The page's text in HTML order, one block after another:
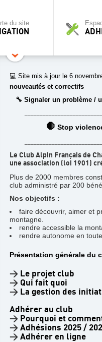
du site
4 jours dans les
Facile
💻 Site mis à jour le 6
nouveautés et correctifs
🔧 Signaler un problème /
🛑 Stop
Le Club Alpin Français de
une association (loi 1901)
Plus de 2000 membres
club administré par 200
Nos objectifs :
faire découvrir, aimer et
montagne.
rendre accessible la
rendre autonome en
Présentation générale du
> Le projet club
> Qui fait quoi
> La gestion des
Adhérer au club
> Pourquoi et
> Adhésions 2025 /
> Adhérer en ligne